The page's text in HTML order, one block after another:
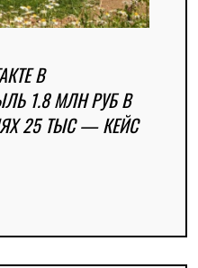
В
1.8 МЛН РУБ В
25 ТЫС — КЕЙС